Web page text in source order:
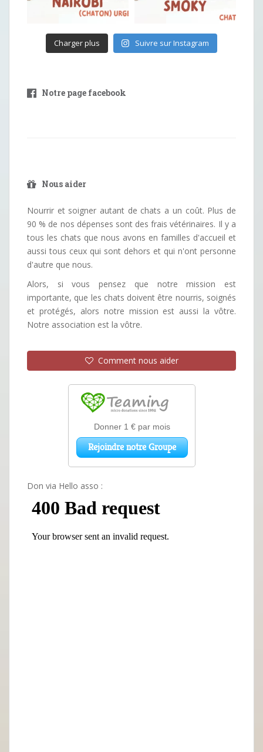
Charger plus Suivre sur Instagram
Notre page facebook
Nous aider
Nourrir et soigner autant de chats a un coût. Plus de
90 % de nos dépenses sont des frais vétérinaires. Il y a
tous les chats que nous avons en familles d'accueil et
aussi tous ceux qui sont dehors et qui n'ont personne
d'autre que nous.
Alors, si vous pensez que notre mission est
importante, que les chats doivent être nourris, soignés
et protégés, alors notre mission est aussi la vôtre.
Notre association est la vôtre.
Comment nous aider
Don via Hello asso :